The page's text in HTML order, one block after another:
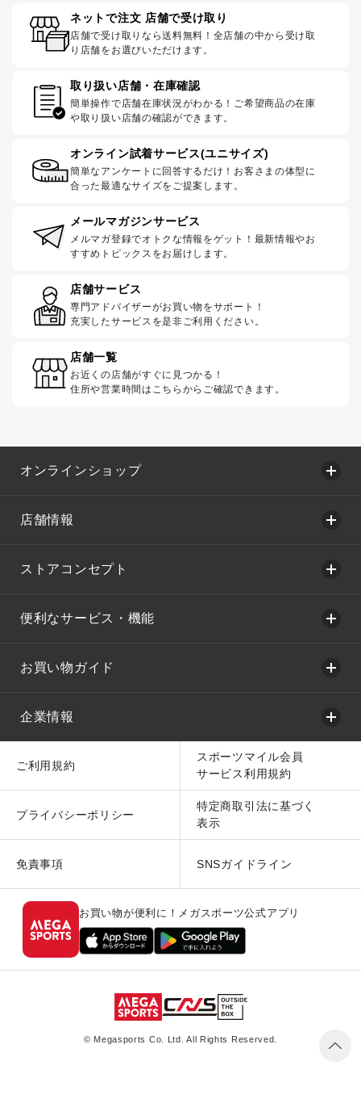
ネットで注文 店舗で受け取り
店舗で受け取りなら送料無料！全店舗の中から受け取
り店舗をお選びいただけます。
取り扱い店舗・在庫確認
簡単操作で店舗在庫状況がわかる！ご希望商品の在庫
や取り扱い店舗の確認ができます。
オンライン試着サービス(ユニサイズ)
簡単なアンケートに回答するだけ！お客さまの体型に
合った最適なサイズをご提案します。
メールマガジンサービス
メルマガ登録でオトクな情報をゲット！最新情報やお
すすめトピックスをお届けします。
店舗サービス
専門アドバイザーがお買い物をサポート！
充実したサービスを是非ご利用ください。
店舗一覧
お近くの店舗がすぐに見つかる！
住所や営業時間はこちらからご確認できます。
オンラインショップ
店舗情報
ストアコンセプト
便利なサービス・機能
お買い物ガイド
企業情報
ご利用規約
スポーツマイル会員
サービス利用規約
プライバシーポリシー
特定商取引法に基づく
表示
免責事項 SNSガイドライン
お買い物が便利に！メガスポーツ公式アプリ
© Megasports Co. Ltd. All Rights Reserved.